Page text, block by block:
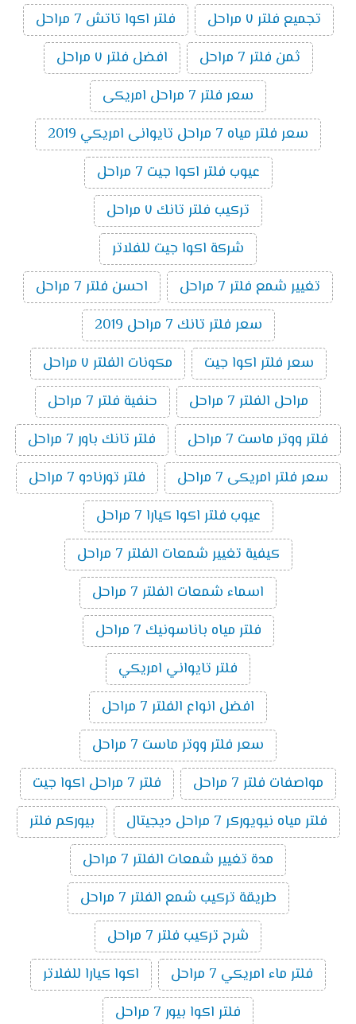
تجميع فلتر ٧ مراحل
فلتر اكوا تاتش 7 مراحل
ثمن فلتر 7 مراحل
افضل فلتر ٧ مراحل
سعر فلتر 7 مراحل امريكى
سعر فلتر مياه 7 مراحل تايوانى امريكي 2019
عيوب فلتر اكوا جيت 7 مراحل
تركيب فلتر تانك ٧ مراحل
شركة اكوا جيت للفلاتر
تغيير شمع فلتر 7 مراحل
احسن فلتر 7 مراحل
سعر فلتر تانك 7 مراحل 2019
سعر فلتر اكوا جيت
مكونات الفلتر ٧ مراحل
مراحل الفلتر 7 مراحل
حنفية فلتر 7 مراحل
فلتر ووتر ماست 7 مراحل
فلتر تانك باور 7 مراحل
سعر فلتر امريكى 7 مراحل
فلتر تورنادو 7 مراحل
عيوب فلتر اكوا كيارا 7 مراحل
كيفية تغيير شمعات الفلتر 7 مراحل
اسماء شمعات الفلتر 7 مراحل
فلتر مياه باناسونيك 7 مراحل
فلتر تايواني امريكي
افضل انواع الفلتر 7 مراحل
سعر فلتر ووتر ماست 7 مراحل
مواصفات فلتر 7 مراحل
فلتر 7 مراحل اكوا جيت
فلتر مياه نيويوركر 7 مراحل ديجيتال
بيوركم فلتر
مدة تغيير شمعات الفلتر 7 مراحل
طريقة تركيب شمع الفلتر 7 مراحل
شرح تركيب فلتر 7 مراحل
فلتر ماء امريكي 7 مراحل
اكوا كيارا للفلاتر
فلتر اكوا بيور 7 مراحل